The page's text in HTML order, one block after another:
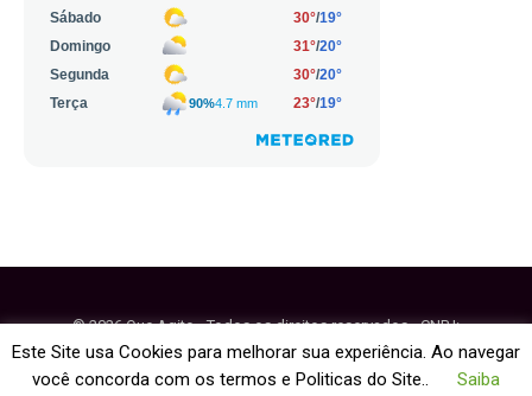
© 2026 Que Agito - Todos os direitos reservados - CNPJ:
64.884.270/0001-95
Este Site usa Cookies para melhorar sua experiência. Ao navegar
você concorda com os termos e Politicas do Site..
Saiba